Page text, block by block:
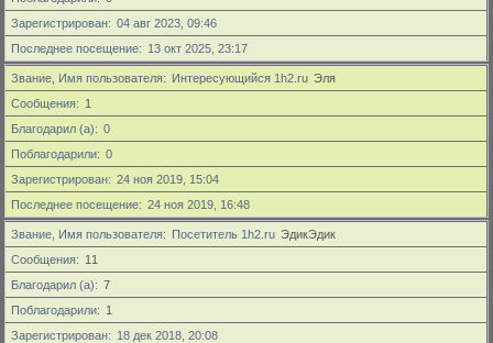
Зарегистрирован
04 авг 2023, 09:46
Последнее посещение
13 окт 2025, 23:17
Звание, Имя пользователя Интересующийся 1h2.ru Эля
Сообщения
1
Благодарил (а)
0
Поблагодарили
0
Зарегистрирован
24 ноя 2019, 15:04
Последнее посещение
24 ноя 2019, 16:48
Звание, Имя пользователя Посетитель 1h2.ru ЭдикЭдик
Сообщения
11
Благодарил (а)
7
Поблагодарили
1
Зарегистрирован
18 дек 2018, 20:08